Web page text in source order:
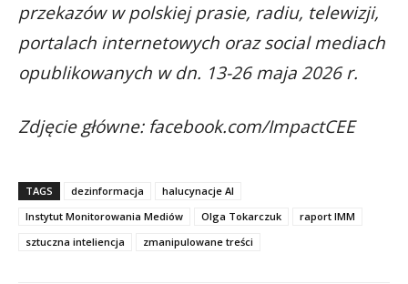
przekazów w polskiej prasie, radiu, telewizji,
portalach internetowych oraz social mediach
opublikowanych w dn. 13-26 maja 2026 r.
Zdjęcie główne: facebook.com/ImpactCEE
TAGS dezinformacja
halucynacje AI
Instytut Monitorowania Mediów
Olga Tokarczuk
raport IMM
sztuczna inteliencja
zmanipulowane treści